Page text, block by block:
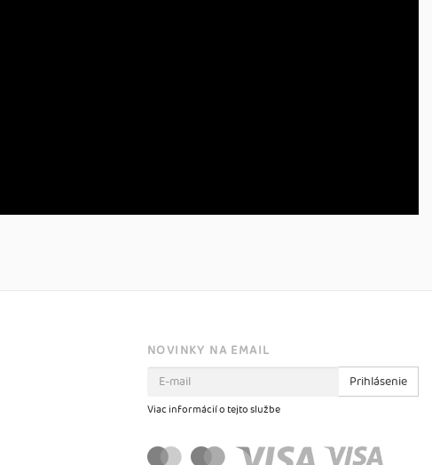
NOVINKY NA EMAIL
Prihlásenie
Viac informácií o tejto službe